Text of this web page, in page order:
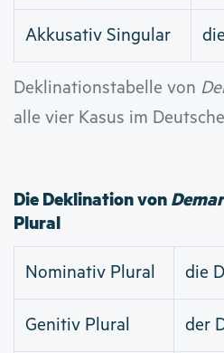
Deklinationstabelle von
alle vier Kasus im
Akkusativ Singular
Die Deklination von
Plural
Nominativ Plural die
Genitiv Plural der